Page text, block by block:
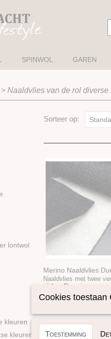
SPINWOL GAREN
> Naaldvlies van de rol diverse
lontwol
kleuren
kleuren
Sorteer op:
Merino Naaldvlies
Naaldvlies met twee
zijden. Deze in…
€ 5,90
Cookies toestaan
Toestemming